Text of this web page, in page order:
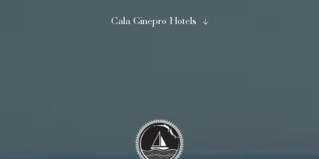
Cala Ginepro Hotels